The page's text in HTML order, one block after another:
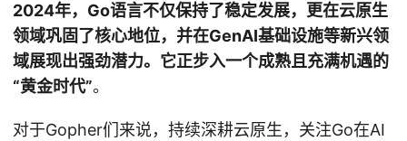
2024年，Go语言不仅保持了稳定发展，更在云原生
领域巩固了核心地位，并在GenAI基础设施等新兴领
域展现出强劲潜力。它正步入一个成熟且充满机遇的
“黄金时代”。
对于Gopher们来说，持续深耕云原生，关注Go在AI